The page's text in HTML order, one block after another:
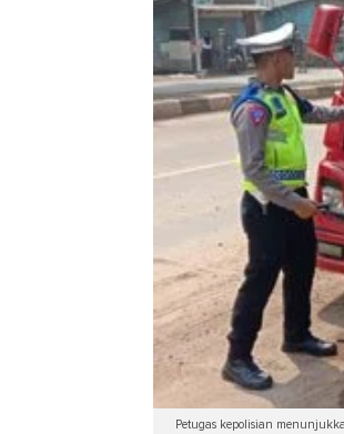
Petugas kepolisian